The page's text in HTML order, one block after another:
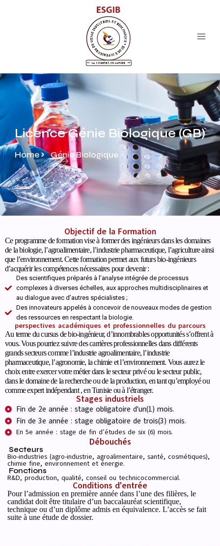
Licence Génie Biologique (GB)
Home Génie Biologique
Objectif de la Formation
Ce programme de formation vise à former des ingénieurs dans les domaines
de la biologie, l’agroalimentaire, l’industrie pharmaceutique, l’agriculture ainsi
que l’environnement. Cette formation permet aux futurs bio-ingénieurs
d’acquérir les compétences nécessaires pour devenir :
Des scientifiques préparés à l’analyse intégrée de processus
complexes à diverses échelles, aux approches multidisciplinaires et
au dialogue avec d’autres spécialistes ;
Des innovateurs appelés à concevoir de nouveaux modes de gestion
des ressources en respectant la biologie.
perspectives académiques et professionnelles du parcours
Au terme du cursus de bio-ingénieur, d’innombrables opportunités s’offrent à
vous. Vous pourriez suivre des carrières professionnelles dans différents
grands secteurs comme l’industrie agroalimentaire, l’industrie
pharmaceutique, l’agronomie, la chimie et l’environnement. Vous aurez le
choix entre exercer votre métier dans le secteur privé ou le secteur public,
dans le domaine de la recherche ou de la production, en tant qu’employé ou
comme expert indépendant , en Tunisie ou à l’étranger.
Stages industriels
Fin de 2e année : stage obligatoire d'un(1) mois.
Fin de 3e année : stage obligatoire de trois(3) mois.
En 5e année : stage de fin d’études de six (6) mois.
Débouchés
Secteurs
Bio-industries (agro-industrie, agroalimentaire, santé, cosmétiques),
chimie fine, environnement et énergie.
Fonctions
R&D, production, qualité, conseil ou technicocommercial.
Conditions d'entrée
Pour l’admission en première année dans l’une des filières, le
candidat doit être titulaire d’un baccalauréat scientifique,
technique ou d’un diplôme admis en équivalence. L’accès se fait
suite à une étude de dossier.